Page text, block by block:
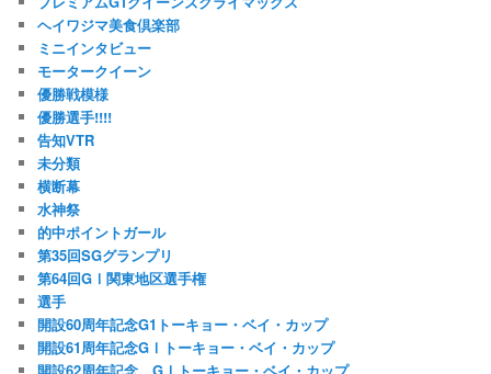
ヘイワジマ美食倶楽部
ミニインタビュー
モータークイーン
優勝戦模様
優勝選手!!!!
告知VTR
未分類
横断幕
水神祭
的中ポイントガール
第35回SGグランプリ
第64回GⅠ関東地区選手権
選手
開設60周年記念G1トーキョー・ベイ・カップ
開設61周年記念GⅠトーキョー・ベイ・カップ